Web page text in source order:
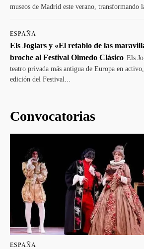
museos de Madrid este verano, transformando
ESPAÑA
Els Joglars y «El retablo de las
broche al Festival Olmedo Clásico Els
teatro privada más antigua de Europa en
edición del Festival...
Convocatorias
ESPAÑA